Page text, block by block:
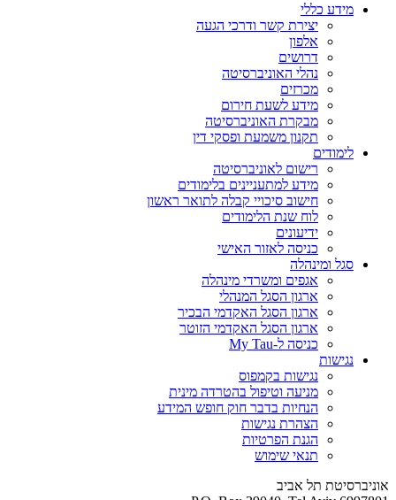
מידע כללי
יצירת קשר ודרכי הגעה
אלפון
דרושים
נהלי האוניברסיטה
מכרזים
מידע לשעת חירום
מבקרת האוניברסיטה
תקנון משמעת ופסקי דין
לימודים
רישום לאוניברסיטה
מידע למתעניינים בלימודים
חישוב סיכויי קבלה לתואר ראשון
לוח שנת הלימודים
ידיעונים
כניסה לאזור האישי
סגל ומינהלה
אגפים ומשרדי מינהלה
ארגון הסגל המנהלי
ארגון הסגל האקדמי הבכיר
ארגון הסגל האקדמי הזוטר
כניסה ל-My Tau
נגישות
נגישות בקמפוס
מניעה וטיפול בהטרדה מינית
הנחיות בדבר חוק חופש המידע
הצהרת נגישות
הגנת הפרטיות
תנאי שימוש
אוניברסיטת תל אביב